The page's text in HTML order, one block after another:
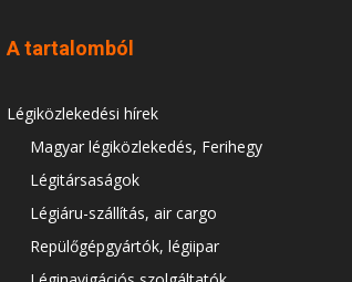
A tartalomból
Légiközlekedési hírek
Magyar légiközlekedés, Ferihegy
Légitársaságok
Légiáru-szállítás, air cargo
Repülőgépgyártók, légiipar